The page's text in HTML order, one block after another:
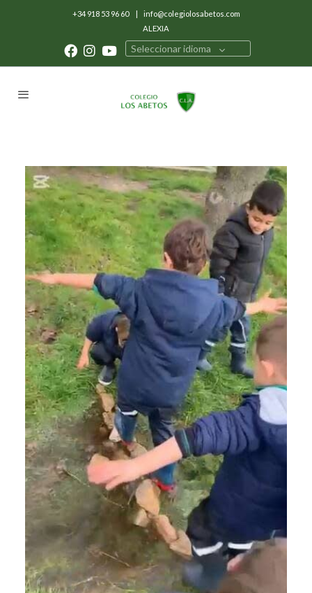
+34 918 53 96 60 |
info@colegiolosabetos.com
ALEXIA
Seleccionar idioma